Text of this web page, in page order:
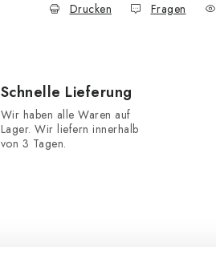
Drucken Fragen
Schnelle Lieferung
Wir haben alle Waren auf
Lager. Wir liefern innerhalb
von 3 Tagen.